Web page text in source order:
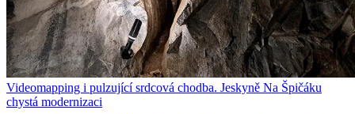
Videomapping i pulzující srdcová chodba. Jeskyně Na Špičáku
chystá modernizaci